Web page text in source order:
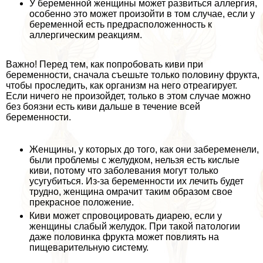
У беременной женщины может развиться аллергия,
особенно это может произойти в том случае, если у
беременной есть предрасположенность к
аллергическим реакциям.
Важно! Перед тем, как попробовать киви при
беременности, сначала съешьте только половину фрукта,
чтобы проследить, как организм на него отреагирует.
Если ничего не произойдет, только в этом случае можно
без боязни есть киви дальше в течение всей
беременности.
Женщины, у которых до того, как они забеременели,
были проблемы с желудком, нельзя есть кислые
киви, потому что заболевания могут только
усугубиться. Из-за беременности их лечить будет
трудно, женщина омрачит таким образом свое
прекрасное положение.
Киви может спровоцировать диарею, если у
женщины слабый желудок. При такой патологии
даже половинка фрукта может повлиять на
пищеварительную систему.